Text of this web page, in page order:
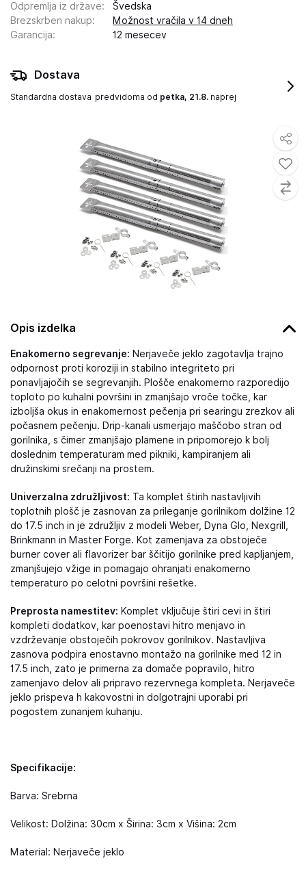
Opis izdelka
Enakomerno segrevanje: Nerjaveče jeklo zagotavlja trajno
odpornost proti koroziji in stabilno integriteto pri
ponavljajočih se segrevanjih. Plošče enakomerno razporedijo
toploto po kuhalni površini in zmanjšajo vroče točke, kar
izboljša okus in enakomernost pečenja pri searingu zrezkov ali
počasnem pečenju. Drip-kanali usmerjajo maščobo stran od
gorilnika, s čimer zmanjšajo plamene in pripomorejo k bolj
doslednim temperaturam med pikniki, kampiranjem ali
družinskimi srečanji na prostem.
Univerzalna združljivost: Ta komplet štirih nastavljivih
toplotnih plošč je zasnovan za prileganje gorilnikom dolžine 12
do 17.5 inch in je združljiv z modeli Weber, Dyna Glo, Nexgrill,
Brinkmann in Master Forge. Kot zamenjava za obstoječe
burner cover ali flavorizer bar ščitijo gorilnike pred kapljanjem,
zmanjšujejo vžige in pomagajo ohranjati enakomerno
temperaturo po celotni površini rešetke.
Preprosta namestitev: Komplet vključuje štiri cevi in štiri
kompleti dodatkov, kar poenostavi hitro menjavo in
vzdrževanje obstoječih pokrovov gorilnikov. Nastavljiva
zasnova podpira enostavno montažo na gorilnike med 12 in
17.5 inch, zato je primerna za domače popravilo, hitro
zamenjavo delov ali pripravo rezervnega kompleta. Nerjaveče
jeklo prispeva h kakovostni in dolgotrajni uporabi pri
pogostem zunanjem kuhanju.
Specifikacije:
Barva: Srebrna
Velikost: Dolžina: 30cm x Širina: 3cm x Višina: 2cm
Material: Nerjaveče jeklo
Odpremlja iz države:
Švedska
Brezskrben nakup:
Možnost vračila v 14 dneh
Garancija: 12 mesecev
Dostava
Standardna dostava predvidoma od petka, 21.8. naprej